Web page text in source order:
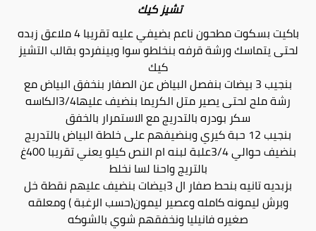
تشيز كيك
باكيت بسكوت مطحون ناعم بضيفي عليه تقريبا 4 ملاعق زبده
لحتى يتماسك ورشة قرفه بنخلطو سوا وبينفردو بقالب التشيز
كيك
بنجيب 3 بيضات بنفصل البياض عن الصفار بنخفق البياض مع
رشة ملح لحتى يصير متل الكريما بنضيف عليها3/4الكاسه
سكر بودره بالتدريج مع الاستمرار بالخفق
بنجيب 12 حبة كيري وبنضيفهم على خلطة البياض بالتدريج
بنضيف حوالي 3/4علبة لبنه ام النص كيلو يعني تقريبا 400غ
بالتريج واحنا لسا نخلط
بزبديه تانيه بنحط صفار ال 3بيضات بنضيف عليهم نقطة خل
وبرش ليمونه كامله وعصير ليمون(حسب الرغبة ) ومعلقه
صغيره فانيليا ونخفقهم شوي بالشوكه